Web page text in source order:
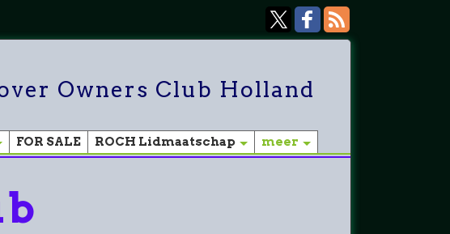
Owners Club Holland
FOR SALE ROCH Lidmaatschap meer